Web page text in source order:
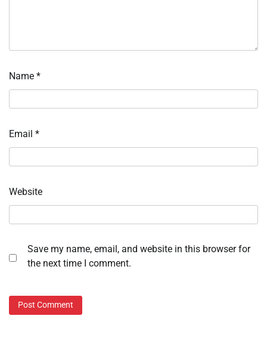
Name *
Email *
Website
Save my name, email, and website in this browser for
the next time I comment.